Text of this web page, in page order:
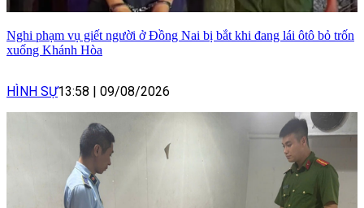
Nghi phạm vụ giết người ở Đồng Nai bị bắt khi đang lái ôtô bỏ trốn
xuống Khánh Hòa
HÌNH SỰ13:58 09/08/2026